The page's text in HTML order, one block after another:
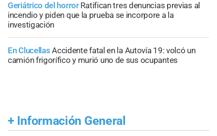
Geriátrico del horror Ratifican tres denuncias previas al
incendio y piden que la prueba se incorpore a la
investigación
En Clucellas Accidente fatal en la Autovía 19: volcó un
camión frigorífico y murió uno de sus ocupantes
+ Información General